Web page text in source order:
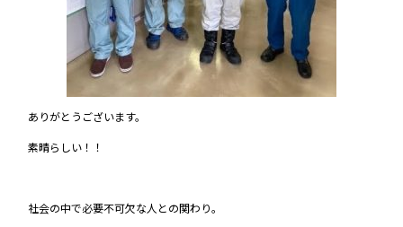
ありがとうございます。
素晴らしい！！
社会の中で必要不可欠な人との関わり。